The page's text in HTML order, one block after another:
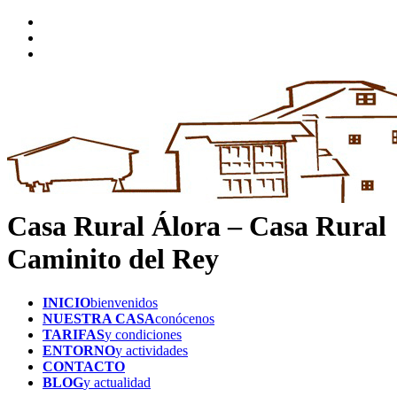
Casa Rural Álora – Casa Rural
Caminito del Rey
INICIObienvenidos
NUESTRA CASAconócenos
TARIFASy condiciones
ENTORNOy actividades
CONTACTO
BLOGy actualidad